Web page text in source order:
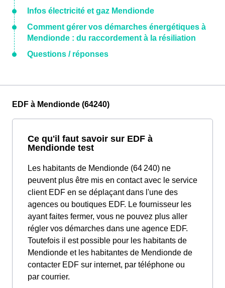
Infos électricité et gaz Mendionde
Comment gérer vos démarches énergétiques à
Mendionde : du raccordement à la résiliation
Questions / réponses
EDF à Mendionde (64240)
Ce qu'il faut savoir sur EDF à
Mendionde test
Les habitants de Mendionde (64 240) ne
peuvent plus être mis en contact avec le service
client EDF en se déplaçant dans l'une des
agences ou boutiques EDF. Le fournisseur les
ayant faites fermer, vous ne pouvez plus aller
régler vos démarches dans une agence EDF.
Toutefois il est possible pour les habitants de
Mendionde et les habitantes de Mendionde de
contacter EDF sur internet, par téléphone ou
par courrier.